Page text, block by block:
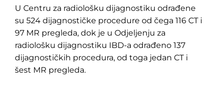
U Centru za radiološku dijagnostiku odrađene
su 524 dijagnostičke procedure od čega 116 CT i
97 MR pregleda, dok je u Odjeljenju za
radiološku dijagnostiku IBD-a odrađeno 137
dijagnostičkih procedura, od toga jedan CT i
šest MR pregleda.